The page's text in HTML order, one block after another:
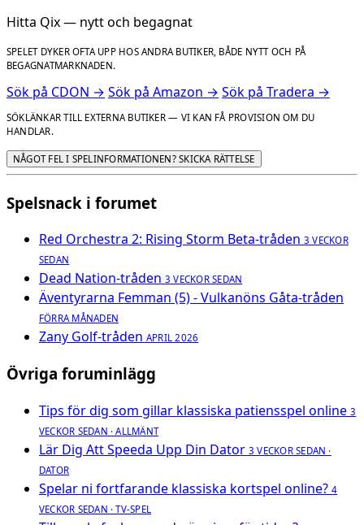
Hitta Qix — nytt och begagnat
SPELET DYKER OFTA UPP HOS ANDRA BUTIKER, BÅDE NYTT OCH PÅ
BEGAGNATMARKNADEN.
Sök på CDON → Sök på Amazon → Sök på Tradera →
SÖKLÄNKAR TILL EXTERNA BUTIKER — VI KAN FÅ PROVISION OM DU
HANDLAR.
NÅGOT FEL I SPELINFORMATIONEN? SKICKA RÄTTELSE
Spelsnack i forumet
Red Orchestra 2: Rising Storm Beta-tråden 3 VECKOR
SEDAN
Dead Nation-tråden 3 VECKOR SEDAN
Äventyrarna Femman (5) - Vulkanöns Gåta-tråden
FÖRRA MÅNADEN
Zany Golf-tråden APRIL 2026
Övriga foruminlägg
Tips för dig som gillar klassiska patiensspel online 3
VECKOR SEDAN · ALLMÄNT
Lär Dig Att Speeda Upp Din Dator 3 VECKOR SEDAN ·
DATOR
Spelar ni fortfarande klassiska kortspel online? 4
VECKOR SEDAN · TV-SPEL